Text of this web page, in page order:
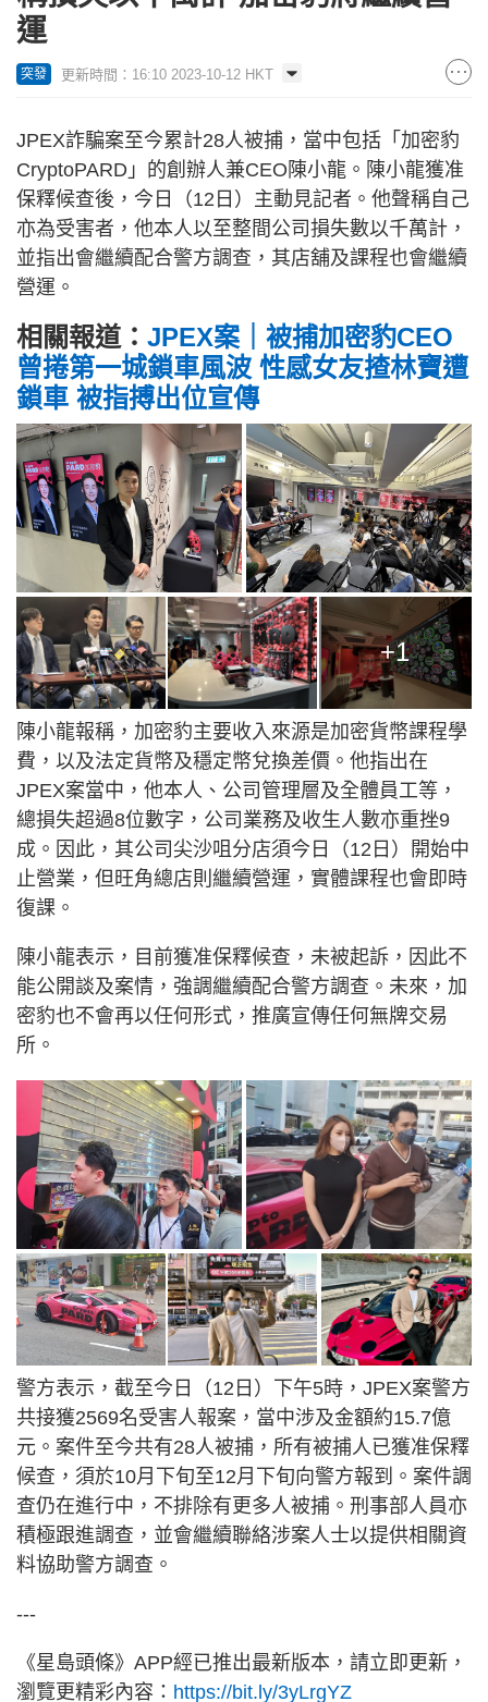
運
突發 更新時間：16:10 2023-10-12 HKT
JPEX詐騙案至今累計28人被捕，當中包括「加密豹
CryptoPARD」的創辦人兼CEO陳小龍。陳小龍獲准
保釋候查後，今日（12日）主動見記者。他聲稱自己
亦為受害者，他本人以至整間公司損失數以千萬計，
並指出會繼續配合警方調查，其店舖及課程也會繼續
營運。
相關報道： JPEX案｜被捕加密豹CEO
曾捲第一城鎖車風波 性感女友揸林寶遭
鎖車 被指搏出位宣傳
+1
陳小龍報稱，加密豹主要收入來源是加密貨幣課程學
費，以及法定貨幣及穩定幣兌換差價。他指出在
JPEX案當中，他本人、公司管理層及全體員工等，
總損失超過8位數字，公司業務及收生人數亦重挫9
成。因此，其公司尖沙咀分店須今日（12日）開始中
止營業，但旺角總店則繼續營運，實體課程也會即時
復課。
陳小龍表示，目前獲准保釋候查，未被起訴，因此不
能公開談及案情，強調繼續配合警方調查。未來，加
密豹也不會再以任何形式，推廣宣傳任何無牌交易
所。
警方表示，截至今日（12日）下午5時，JPEX案警方
共接獲2569名受害人報案，當中涉及金額約15.7億
元。案件至今共有28人被捕，所有被捕人已獲准保釋
候查，須於10月下旬至12月下旬向警方報到。案件調
查仍在進行中，不排除有更多人被捕。刑事部人員亦
積極跟進調查，並會繼續聯絡涉案人士以提供相關資
料協助警方調查。
---
《星島頭條》APP經已推出最新版本，請立即更新，
瀏覽更精彩內容： https://bit.ly/3yLrgYZ